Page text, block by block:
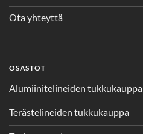
Ota yhteyttä
OSASTOT
Alumiinitelineiden tukkukauppa
Terästelineiden tukkukauppa